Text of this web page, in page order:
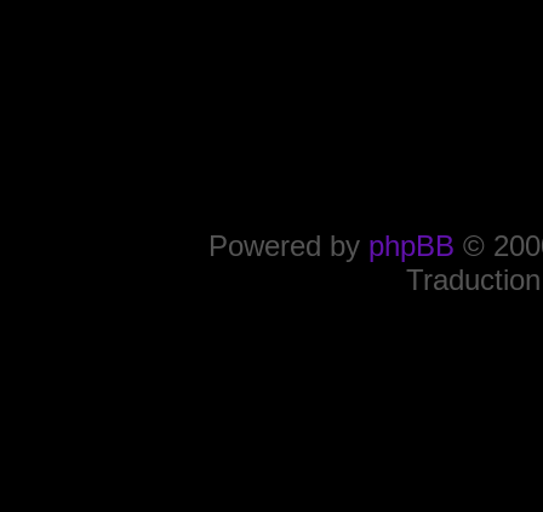
Powered by phpBB ©